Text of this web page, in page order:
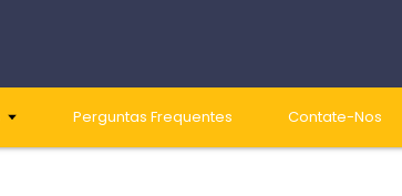
Perguntas Frequentes Contate-Nos